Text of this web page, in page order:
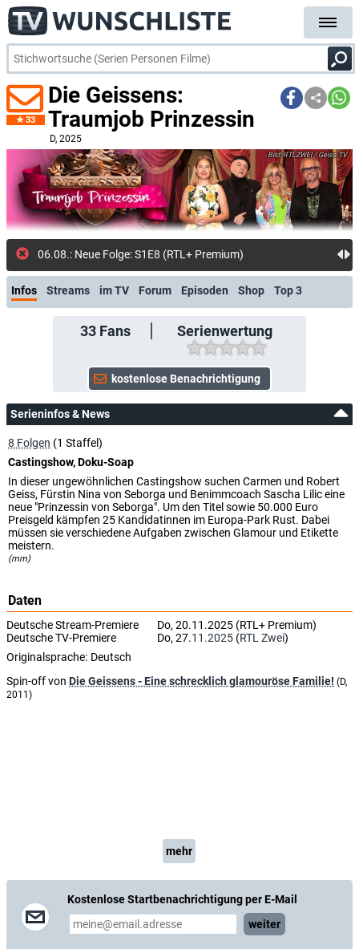
33
Die Geissens:
Traumjob Prinzessin
D, 2025
RTLZWEI / Geiss TV
06.08.: Neue Folge: S1E8 (RTL+ Premium)
Infos Streams im TV Forum Episoden Shop Top 3
33Fans Serienwertung
Serieninfos & News
8 Folgen (1 Staffel)
Castingshow, Doku-Soap
In dieser ungewöhnlichen Castingshow suchen Carmen und Robert
Geiss, Fürstin Nina von Seborga und Benimmcoach Sascha Lilic eine
neue "Prinzessin von Seborga". Um den Titel sowie 50.000 Euro
Preisgeld kämpfen 25 Kandidatinnen im Europa-Park Rust. Dabei
müssen sie verschiedene Aufgaben zwischen Glamour und Etikette
meistern.
(mm)
Daten
Deutsche Stream-Premiere
Do, 20.11.2025 (RTL+ Premium)
Deutsche TV-Premiere
Do, 27.11.2025 (RTL Zwei)
Originalsprache: Deutsch
Spin-off von Die Geissens - Eine schrecklich glamouröse Familie! (D,
2011)
mehr
Kostenlose Startbenachrichtigung per E-Mail
weiter